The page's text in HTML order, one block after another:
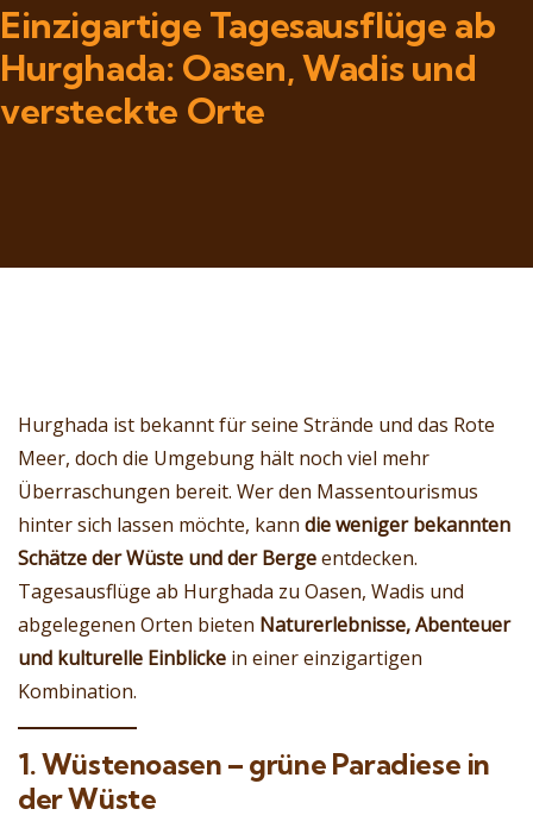
Einzigartige Tagesausflüge ab
Hurghada: Oasen, Wadis und
versteckte Orte
Hurghada ist bekannt für seine Strände und das Rote
Meer, doch die Umgebung hält noch viel mehr
Überraschungen bereit. Wer den Massentourismus
hinter sich lassen möchte, kann die weniger bekannten
Schätze der Wüste und der Bergeentdecken.
Tagesausflüge ab Hurghada zu Oasen, Wadis und
abgelegenen Orten bieten Naturerlebnisse, Abenteuer
und kulturelle Einblicke in einer einzigartigen
Kombination.
1. Wüstenoasen – grüne Paradiese in
der Wüste